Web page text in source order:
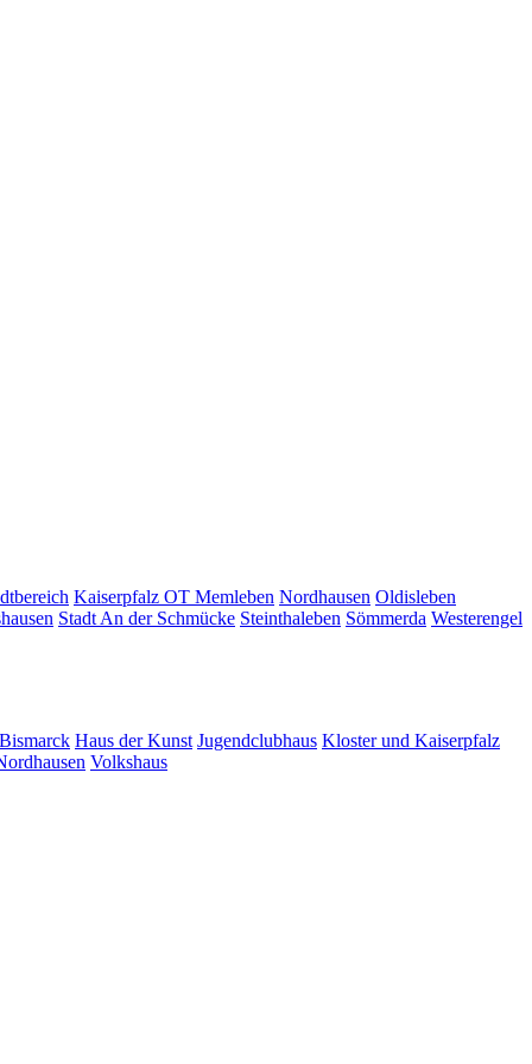
Kaiserpfalz OT Memleben Nordhausen Oldisleben
Stadt An der Schmücke Steinthaleben Sömmerda Westerengel
Haus der Kunst Jugendclubhaus Kloster und Kaiserpfalz
Volkshaus